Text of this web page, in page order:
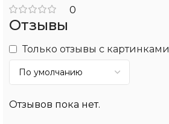
0
Отзывы
Только отзывы с картинками
Отзывов пока нет.